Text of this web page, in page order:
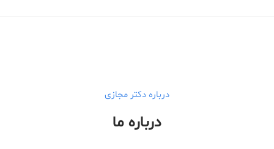
درباره دکتر مجازی
درباره ما